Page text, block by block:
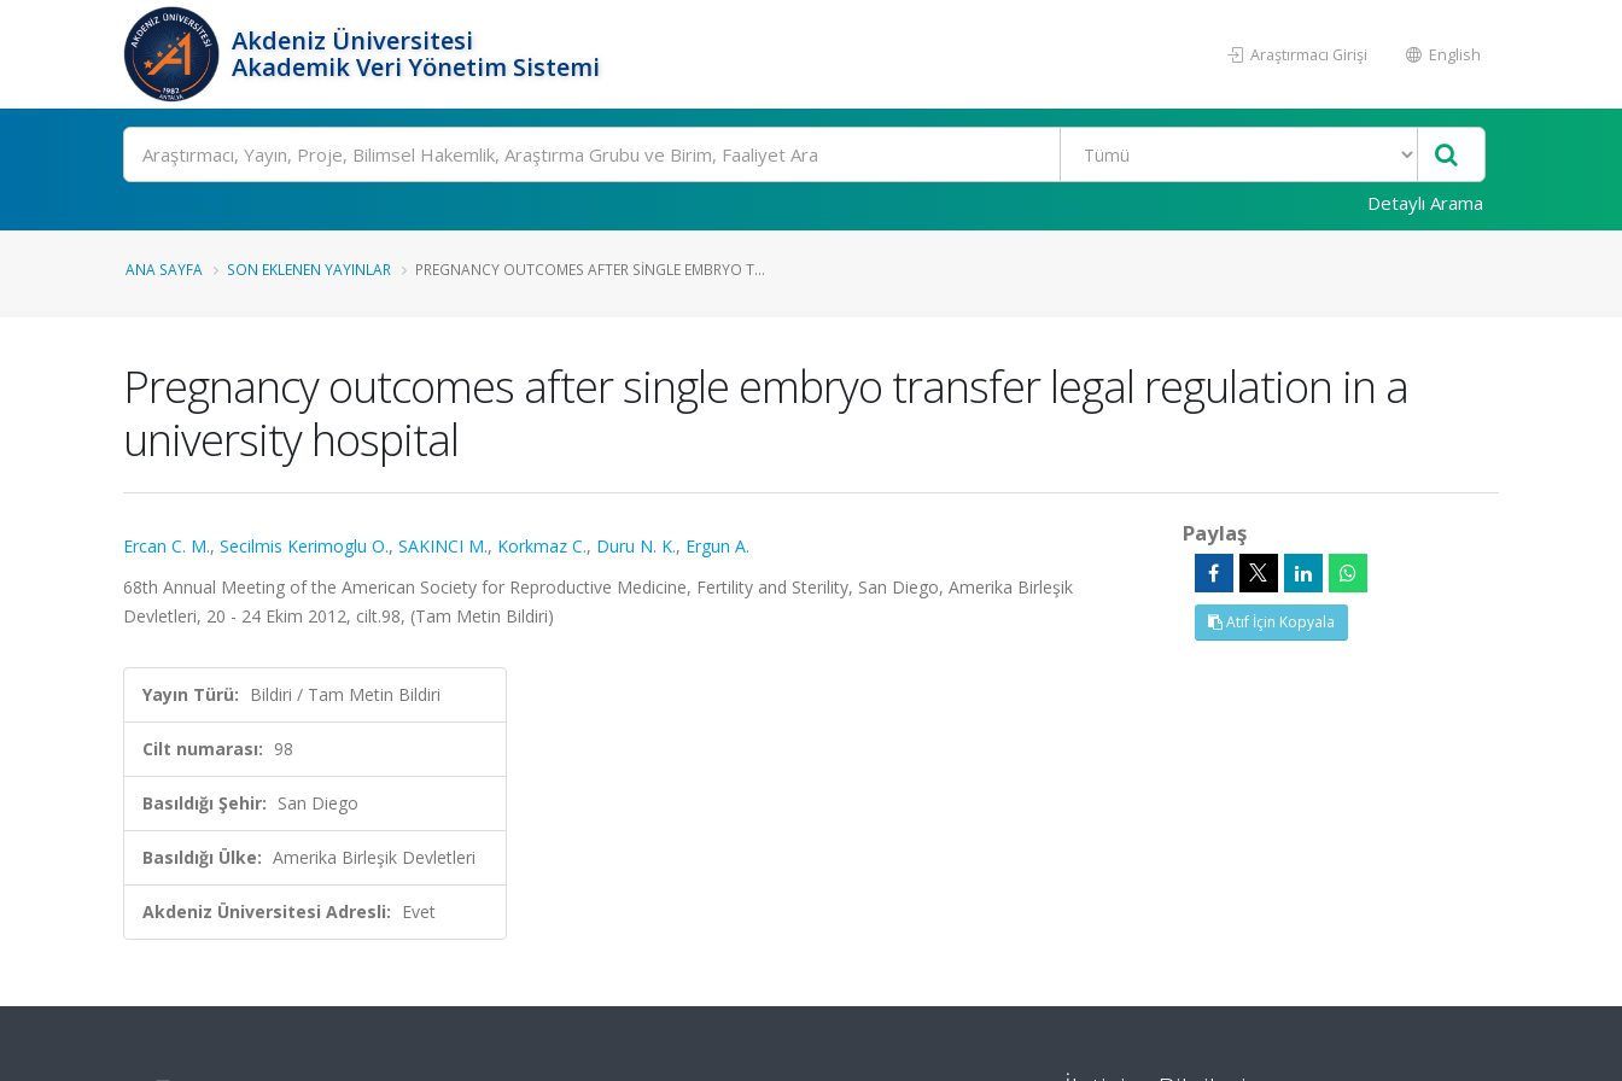
Akdeniz Üniversitesi
Akademik Veri Yönetim Sistemi
Araştırmacı Girişi English
Ara
Detaylı Arama
ANA SAYFA SON EKLENEN YAYINLAR PREGNANCY OUTCOMES AFTER SINGLE EMBRYO T...
Pregnancy outcomes after single embryo transfer legal regulation in a
university hospital
Ercan C. M., Secilmis Kerimoglu O., SAKINCI M., Korkmaz C., Duru N. K., Ergun A.
68th Annual Meeting of the American Society for Reproductive Medicine, Fertility and Sterility, San Diego, Amerika Birleşik
Devletleri, 20 - 24 Ekim 2012, cilt.98, (Tam Metin Bildiri)
Yayın Türü: Bildiri / Tam Metin Bildiri
Cilt numarası: 98
Basıldığı Şehir: San Diego
Basıldığı Ülke: Amerika Birleşik Devletleri
Akdeniz Üniversitesi Adresli: Evet
Paylaş
Atıf İçin Kopyala